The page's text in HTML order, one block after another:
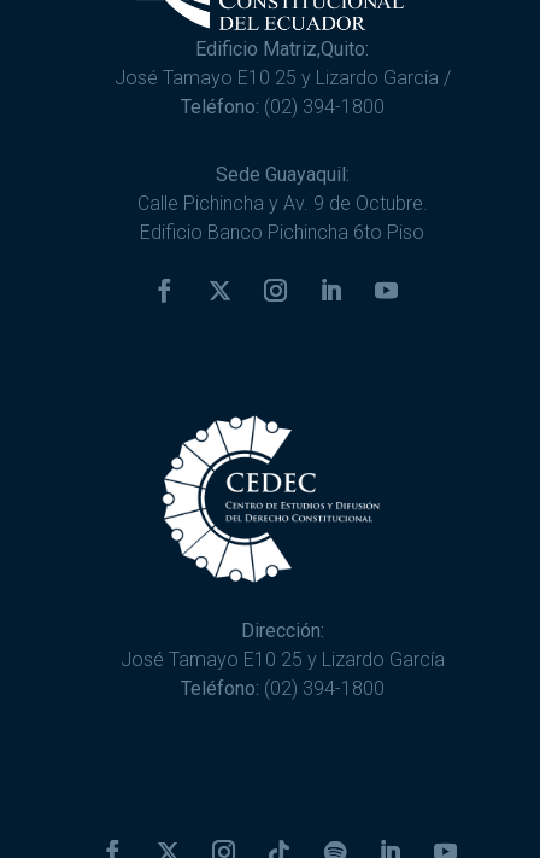
Edificio Matriz,Quito:
José Tamayo E10 25 y Lizardo García /
Teléfono: (02) 394-1800
Sede Guayaquil:
Calle Pichincha y Av. 9 de Octubre.
Edificio Banco Pichincha 6to Piso
Dirección:
José Tamayo E10 25 y Lizardo García
Teléfono: (02) 394-1800